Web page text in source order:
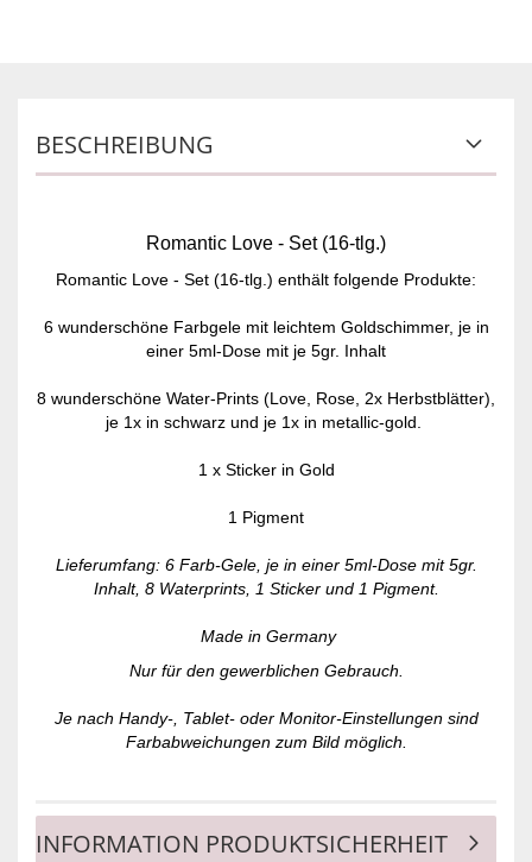
BESCHREIBUNG
Romantic Love - Set (16-tlg.)
Romantic Love - Set (16-tlg.) enthält folgende Produkte:
6 wunderschöne Farbgele mit leichtem Goldschimmer, je in
einer 5ml-Dose mit je 5gr. Inhalt
8 wunderschöne Water-Prints (Love, Rose, 2x Herbstblätter),
je 1x in schwarz und je 1x in metallic-gold.
1 x Sticker in Gold
1 Pigment
Lieferumfang: 6 Farb-Gele, je in einer 5ml-Dose mit 5gr.
Inhalt, 8 Waterprints, 1 Sticker und 1 Pigment.
Made in Germany
Nur für den gewerblichen Gebrauch.
Je nach Handy-, Tablet- oder Monitor-Einstellungen sind
Farbabweichungen zum Bild möglich.
INFORMATION PRODUKTSICHERHEIT